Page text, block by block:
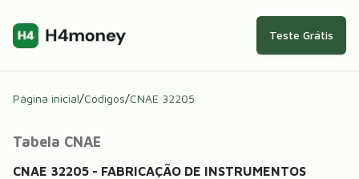
Teste Grátis
Página inicial/Códigos/CNAE 32205
Tabela CNAE
CNAE 32205 - FABRICAÇÃO DE INSTRUMENTOS